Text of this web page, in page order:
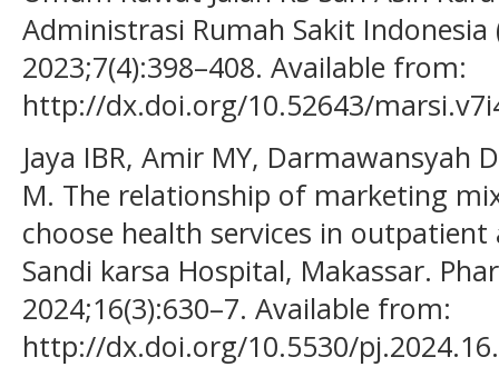
Administrasi Rumah Sakit Indonesia
2023;7(4):398–408. Available from:
http://dx.doi.org/10.52643/
Jaya IBR, Amir MY, Darmawansyah
M. The relationship of marketing
choose health services in
Sandi karsa Hospital, Makassar.
2024;16(3):630–7. Available from:
http://dx.doi.org/10.5530/